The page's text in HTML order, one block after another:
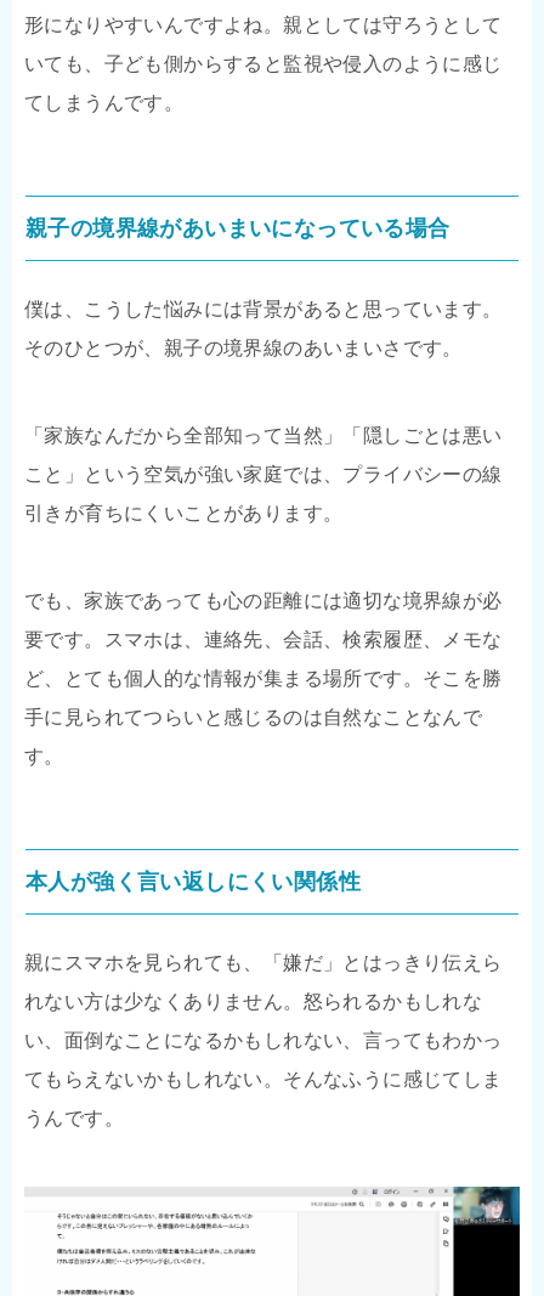
形になりやすいんですよね。親としては守ろうとして
いても、子ども側からすると監視や侵入のように感じ
てしまうんです。
親子の境界線があいまいになっている場合
僕は、こうした悩みには背景があると思っています。
そのひとつが、親子の境界線のあいまいさです。
「家族なんだから全部知って当然」「隠しごとは悪い
こと」という空気が強い家庭では、プライバシーの線
引きが育ちにくいことがあります。
でも、家族であっても心の距離には適切な境界線が必
要です。スマホは、連絡先、会話、検索履歴、メモな
ど、とても個人的な情報が集まる場所です。そこを勝
手に見られてつらいと感じるのは自然なことなんで
す。
本人が強く言い返しにくい関係性
親にスマホを見られても、「嫌だ」とはっきり伝えら
れない方は少なくありません。怒られるかもしれな
い、面倒なことになるかもしれない、言ってもわかっ
てもらえないかもしれない。そんなふうに感じてしま
うんです。